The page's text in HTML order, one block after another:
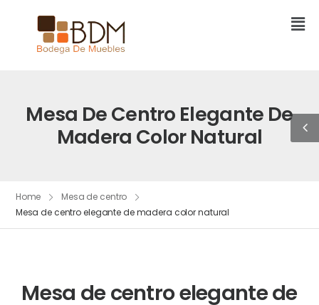
Mesa De Centro Elegante De
Madera Color Natural
Home
Mesa de centro
Mesa de centro elegante de madera color natural
Mesa de centro elegante de